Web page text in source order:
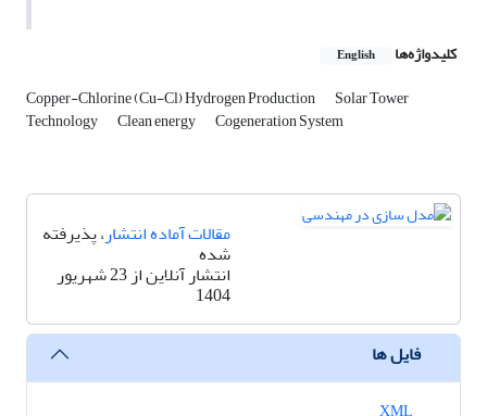
کلیدواژه‌ها English
Copper-Chlorine (Cu-Cl) Hydrogen Production Solar Tower
Technology Clean energy Cogeneration System
مقالات آماده انتشار، پذیرفته
شده
انتشار آنلاین از 23 شهریور
1404
فایل ها